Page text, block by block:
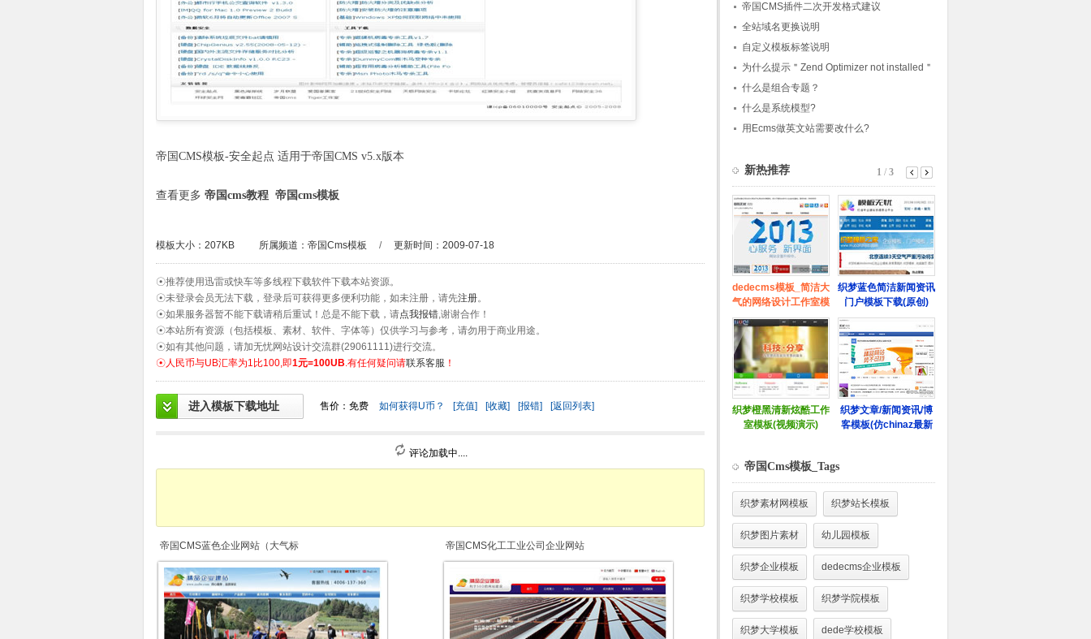
帝国CMS模板-安全起点 适用于帝国CMS v5.x版本
查看更多 帝国cms教程 帝国cms模板
模板大小：207KB 所属频道： 帝国Cms模板 / 更新时间：2009-07-18
☉推荐使用迅雷或快车等多线程下载软件下载本站资源。
☉未登录会员无法下载，登录后可获得更多便利功能，如未注册，请先注册。
☉如果服务器暂不能下载请稍后重试！总是不能下载，请点我报错,谢谢合作！
☉本站所有资源（包括模板、素材、软件、字体等）仅供学习与参考，请勿用于商业用途。
☉如有其他问题，请加无忧网站设计交流群(29061111)进行交流。
☉人民币与UB汇率为1比100,即1元=100UB.有任何疑问请联系客服 ！
进入模板下载地址 售价：免费 如何获得U币？ [充值] [收藏] [报错] [返回列表]
评论加载中....
帝国CMS蓝色企业网站（大气标 帝国CMS化工工业公司企业网站
帝国CMS插件二次开发格式建议
全站域名更换说明
自定义模板标签说明
为什么提示＂Zend Optimizer not installed＂
或＂Parse error: parse erro
什么是组合专题？
什么是系统模型?
用Ecms做英文站需要改什么?
帝国Cms模板_Tags
织梦素材网模板 织梦站长模板
织梦图片素材 幼儿园模板
织梦企业模板 dedecms企业模板
织梦学校模板 织梦学院模板
织梦大学模板 dede学校模板